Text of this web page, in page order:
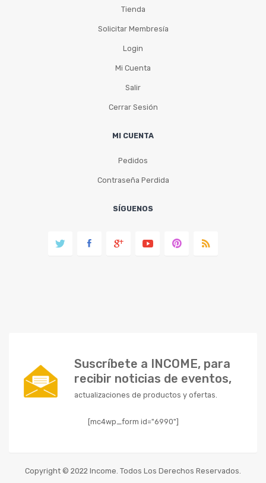
Tienda
Solicitar Membresía
Login
Mi Cuenta
Salir
Cerrar Sesión
MI CUENTA
Pedidos
Contraseña Perdida
SÍGUENOS
Suscríbete a INCOME, para
recibir noticias de eventos,
actualizaciones de productos y ofertas.
[mc4wp_form id="6990"]
Copyright © 2022 Income. Todos Los Derechos Reservados.